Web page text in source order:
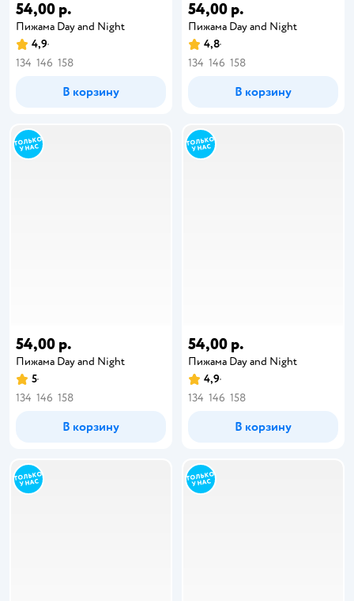
54,00 р.
Пижама Day and Night
4,9
134 146 158
В корзину
54,00 р.
Пижама Day and Night
4,8
134 146 158
В корзину
54,00 р.
Пижама Day and Night
5
134 146 158
В корзину
54,00 р.
Пижама Day and Night
4,9
134 146 158
В корзину